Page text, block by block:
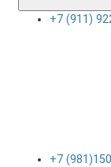
+7 (911)
+7